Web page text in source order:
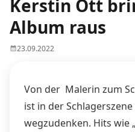
Kerstin Ott
Album raus
23.09.2022
Von der Malerin zum
ist in der
wegzudenken. Hits wie